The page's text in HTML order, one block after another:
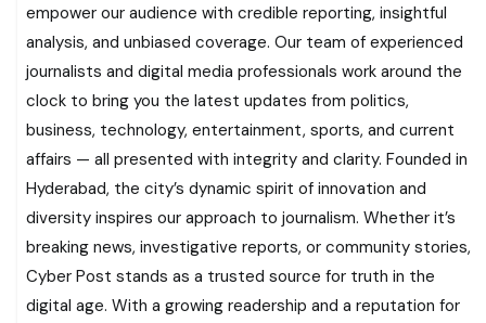
empower our audience with credible reporting, insightful
analysis, and unbiased coverage. Our team of experienced
journalists and digital media professionals work around the
clock to bring you the latest updates from politics,
business, technology, entertainment, sports, and current
affairs — all presented with integrity and clarity. Founded in
Hyderabad, the city’s dynamic spirit of innovation and
diversity inspires our approach to journalism. Whether it’s
breaking news, investigative reports, or community stories,
Cyber Post stands as a trusted source for truth in the
digital age. With a growing readership and a reputation for